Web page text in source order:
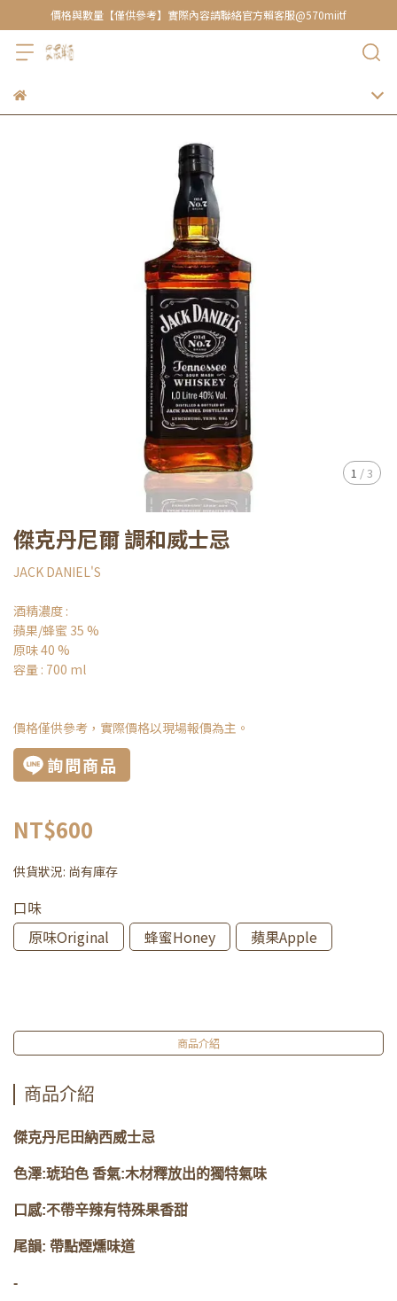
價格與數量【僅供參考】實際內容請聯絡官方賴客服@570miitf
1 /3
傑克丹尼爾 調和威士忌
JACK DANIEL'S
酒精濃度 :
蘋果/蜂蜜 35 %
原味 40 %
容量 : 700 ml
價格僅供參考，實際價格以現場報價為主。
詢問商品
NT$600
供貨狀況: 尚有庫存
口味
原味Original
蜂蜜Honey 蘋果Apple
商品介紹
商品介紹
傑克丹尼田納西威士忌
色澤:琥珀色 香氣:木材釋放出的獨特氣味
口感:不帶辛辣有特殊果香甜
尾韻: 帶點煙燻味道
-